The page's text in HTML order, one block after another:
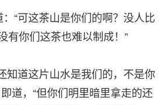
“可这茶山是你们的啊？没人比
有你们这茶也难以制成！”
知道这片山水是我们的，不是你
道，“但你们明里暗里拿走的还